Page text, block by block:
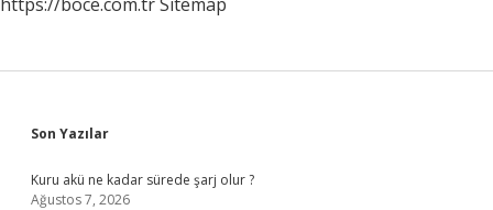
Sidebar
Son Yazılar
Kuru akü ne kadar sürede şarj olur ?
Ağustos 7, 2026